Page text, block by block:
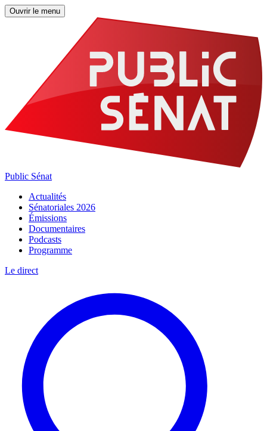
Ouvrir le menu
Public Sénat
Actualités
Sénatoriales 2026
Émissions
Documentaires
Podcasts
Programme
Le direct